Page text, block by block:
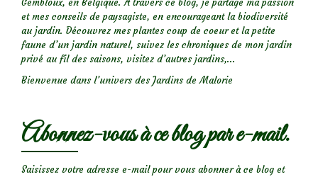
Gembloux, en Belgique. A travers ce blog, je partage ma passion
et mes conseils de paysagiste, en encourageant la biodiversité
au jardin. Découvrez mes plantes coup de coeur et la petite
faune d’un jardin naturel, suivez les chroniques de mon jardin
privé au fil des saisons, visitez d’autres jardins,...
Bienvenue dans l’univers des Jardins de Malorie
Abonnez-vous à ce blog par e-mail.
Saisissez votre adresse e-mail pour vous abonner à ce blog et